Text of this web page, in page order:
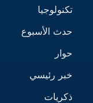
تكنولوجيا
حدث الأسبوع
حوار
خبر رئيسي
ذكريات